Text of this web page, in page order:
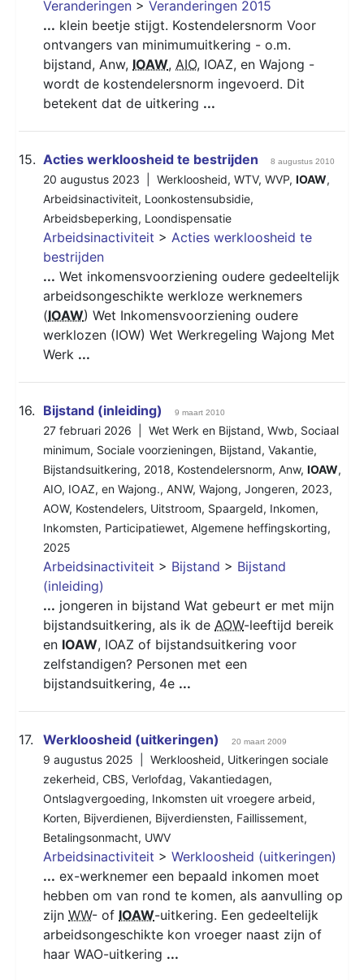
Veranderingen > Veranderingen 2015
... klein beetje stijgt. Kostendelersnorm Voor
ontvangers van minimumuitkering - o.m.
bijstand, Anw, IOAW, AIO, IOAZ, en Wajong -
wordt de kostendelersnorm ingevoerd. Dit
betekent dat de uitkering ...
15. Acties werkloosheid te bestrijden 8 augustus 2010
20 augustus 2023 | Werkloosheid, WTV, WVP, IOAW,
Arbeidsinactiviteit, Loonkostensubsidie,
Arbeidsbeperking, Loondispensatie
Arbeidsinactiviteit > Acties werkloosheid te
bestrijden
... Wet inkomensvoorziening oudere gedeeltelijk
arbeidsongeschikte werkloze werknemers
(IOAW) Wet Inkomensvoorziening oudere
werklozen (IOW) Wet Werkregeling Wajong Met
Werk ...
16. Bijstand (inleiding) 9 maart 2010
27 februari 2026 | Wet Werk en Bijstand, Wwb, Sociaal
minimum, Sociale voorzieningen, Bijstand, Vakantie,
Bijstandsuitkering, 2018, Kostendelersnorm, Anw, IOAW,
AIO, IOAZ, en Wajong., ANW, Wajong, Jongeren, 2023,
AOW, Kostendelers, Uitstroom, Spaargeld, Inkomen,
Inkomsten, Participatiewet, Algemene heffingskorting,
2025
Arbeidsinactiviteit > Bijstand > Bijstand
(inleiding)
... jongeren in bijstand Wat gebeurt er met mijn
bijstandsuitkering, als ik de AOW-leeftijd bereik
en IOAW, IOAZ of bijstandsuitkering voor
zelfstandigen? Personen met een
bijstandsuitkering, 4e ...
17. Werkloosheid (uitkeringen) 20 maart 2009
9 augustus 2025 | Werkloosheid, Uitkeringen sociale
zekerheid, CBS, Verlofdag, Vakantiedagen,
Ontslagvergoeding, Inkomsten uit vroegere arbeid,
Korten, Bijverdienen, Bijverdiensten, Faillissement,
Betalingsonmacht, UWV
Arbeidsinactiviteit > Werkloosheid (uitkeringen)
... ex-werknemer een bepaald inkomen moet
hebben om van rond te komen, als aanvulling op
zijn WW- of IOAW-uitkering. Een gedeeltelijk
arbeidsongeschikte kon vroeger naast zijn of
haar WAO-uitkering ...